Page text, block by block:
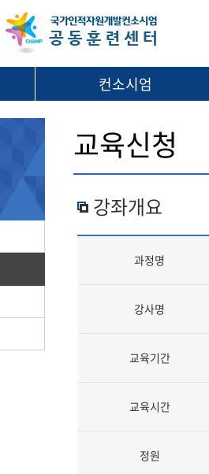
컨소시엄
교육신청
강좌개요
과정명
강사명
교육기간
교육시간
정원